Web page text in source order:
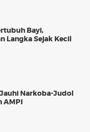
Bayi,
Langka Sejak Kecil
Narkoba-Judol
AMPI